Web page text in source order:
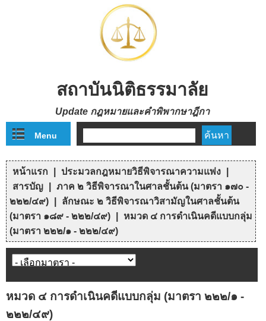
สถาบันนิติธรรมาลัย
Update กฎหมายและคำพิพากษาฎีกา
ฟอร์มค้นหา
Menu
คุณอยู่ที่นี่
หน้าแรก ประมวลกฎหมายวิธีพิจารณาความแพ่ง
สารบัญ
ภาค ๒ วิธีพิจารณาในศาลชั้นต้น (มาตรา ๑๗๐ -
๒๒๒/๔๙)
ลักษณะ ๒ วิธีพิจารณาวิสามัญในศาลชั้นต้น
(มาตรา ๑๘๙ - ๒๒๒/๔๙)
หมวด ๔ การดำเนินคดีแบบกลุ่ม
(มาตรา ๒๒๒/๑ - ๒๒๒/๔๙)
หมวด ๔ การดำเนินคดีแบบกลุ่ม (มาตรา ๒๒๒/๑ -
๒๒๒/๔๙)